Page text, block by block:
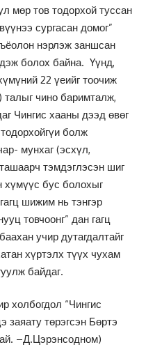
мөр тов тодорхой туссан
сургасан домог”
нэрлэж заншсан
болох байна. Үүнд,
22 үеийг тоочиж
талыг чино баримталж,
Чингис хааны дээд өвөг
болж
мунхаг (эсхүл,
тэмдэглэсэн шиг
хүмүүс бус болохыг
шижим нь тэнгэр
товчоонг” дан гагц
учир дутагдалтайг
хүртэлх түүх чухам
байдаг.
холбогдол “Чингис
заяату төрэгсэн Бөртэ
–Д.Цэрэнсодном)